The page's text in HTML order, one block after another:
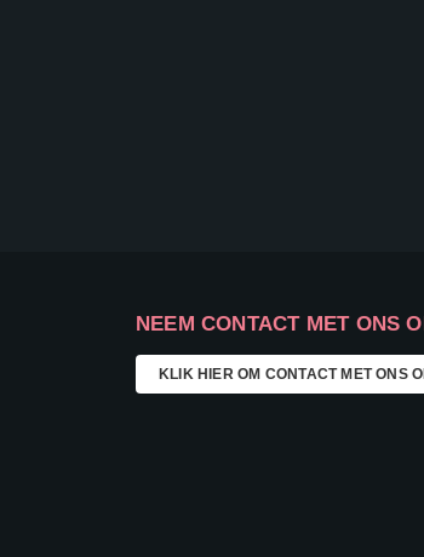
NEEM CONTACT MET ONS
KLIK HIER OM CONTACT MET ONS